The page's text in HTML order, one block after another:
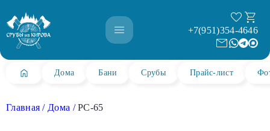
+7(951)354-4646
Дома Бани Срубы Прайс-лист
Главная Дома РС-65